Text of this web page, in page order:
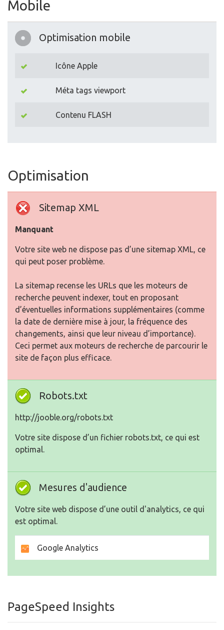
Mobile
Optimisation mobile
Icône Apple
Méta tags viewport
Contenu FLASH
Optimisation
Sitemap XML
Manquant
Votre site web ne dispose pas d’une sitemap XML, ce
qui peut poser problème.
La sitemap recense les URLs que les moteurs de
recherche peuvent indexer, tout en proposant
d’éventuelles informations supplémentaires (comme
la date de dernière mise à jour, la fréquence des
changements, ainsi que leur niveau d’importance).
Ceci permet aux moteurs de recherche de parcourir le
site de façon plus efficace.
Robots.txt
http://jooble.org/robots.txt
Votre site dispose d’un fichier robots.txt, ce qui est
optimal.
Mesures d'audience
Votre site web dispose d’une outil d'analytics, ce qui
est optimal.
Google Analytics
PageSpeed Insights